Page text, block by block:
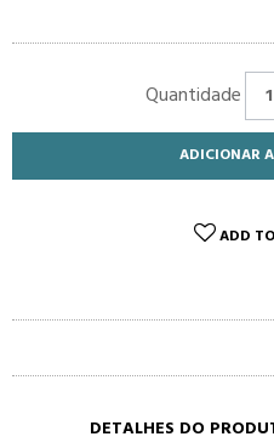
Quantidade
ADICIONAR
ADD
DETALHES DO